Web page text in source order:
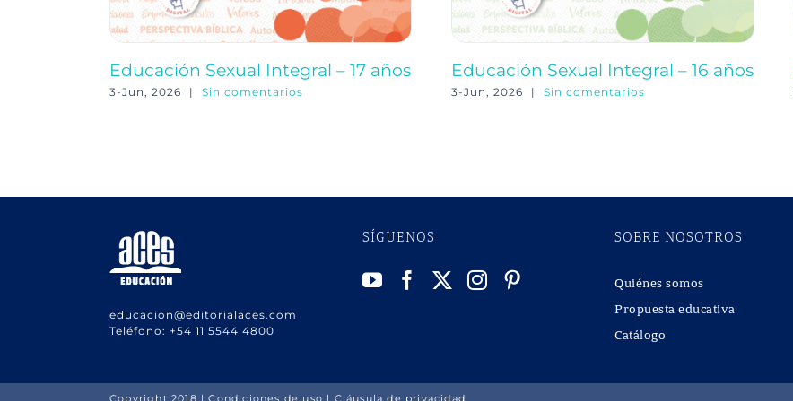
Educación Sexual Integral – 17 años
3-Jun, 2026 | Sin comentarios
Educación Sexual Integral – 16 años
3-Jun, 2026 | Sin comentarios
educacion@editorialaces.com
Teléfono: +54 11 5544 4800
SÍGUENOS SOBRE NOSOTROS
Quiénes somos
Propuesta educativa
Catálogo
Copyright 2018 |Condiciones de uso | Cláusula de privacidad